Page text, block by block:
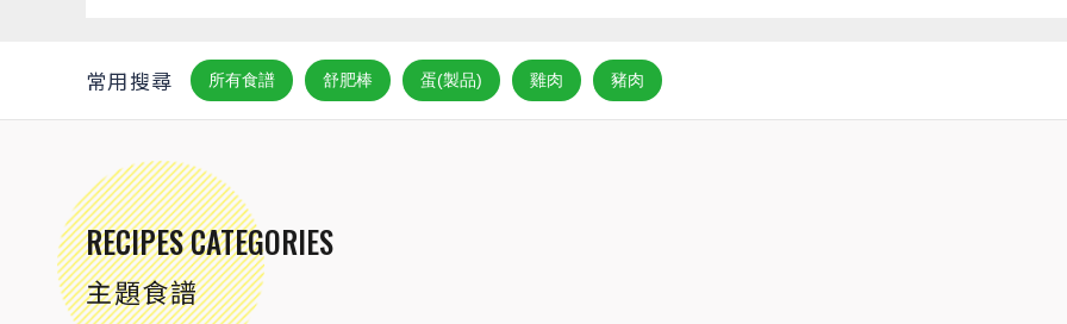
常用搜尋 所有食譜 舒肥棒 蛋(製品) 雞肉 豬肉
RECIPES CATEGORIES
主題食譜